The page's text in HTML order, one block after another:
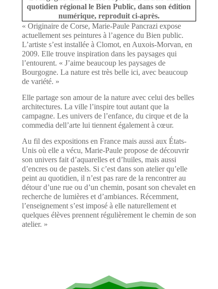
quotidien régional le Bien Public, dans son édition
numérique, reproduit ci-après.
« Originaire de Corse, Marie-Paule Pancrazi expose
actuellement ses peintures à l’agence du Bien public.
L’artiste s’est installée à Clomot, en Auxois-Morvan, en
2009. Elle trouve inspiration dans les paysages qui
l’entourent. « J’aime beaucoup les paysages de
Bourgogne. La nature est très belle ici, avec beaucoup
de variété. »
Elle partage son amour de la nature avec celui des belles
architectures. La ville l’inspire tout autant que la
campagne. Les univers de l’enfance, du cirque et de la
commedia dell’arte lui tiennent également à cœur.
Au fil des expositions en France mais aussi aux États-
Unis où elle a vécu, Marie-Paule propose de découvrir
son univers fait d’aquarelles et d’huiles, mais aussi
d’encres ou de pastels. Si c’est dans son atelier qu’elle
peint au quotidien, il n’est pas rare de la rencontrer au
détour d’une rue ou d’un chemin, posant son chevalet en
recherche de lumières et d’ambiances. Récemment,
l’enseignement s’est imposé à elle naturellement et
quelques élèves prennent régulièrement le chemin de son
atelier. »